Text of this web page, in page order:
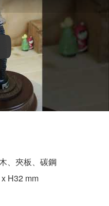
、夾板、碳鋼
H32 mm